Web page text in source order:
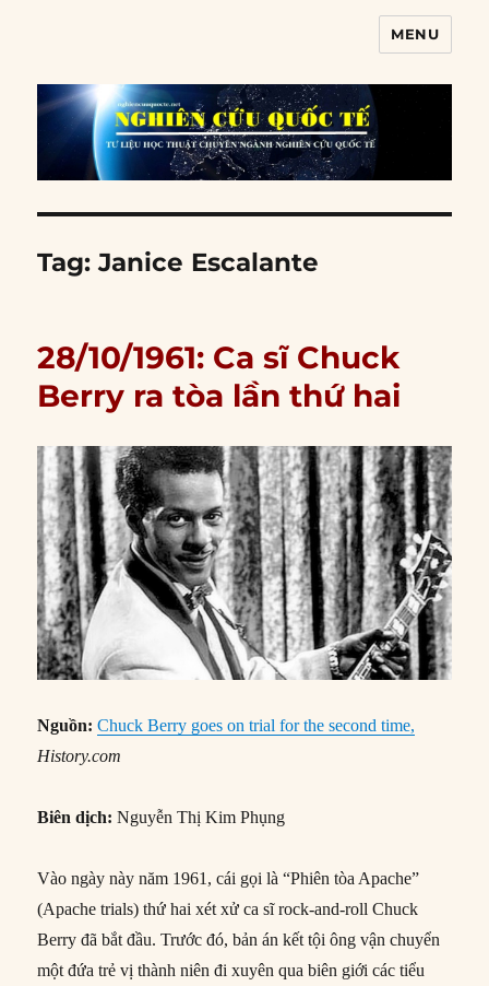
MENU
Tag:Janice Escalante
28/10/1961: Ca sĩ Chuck
Berry ra tòa lần thứ hai
Nguồn: Chuck Berry goes on trial for the second time,
History.com
Biên dịch: Nguyễn Thị Kim Phụng
Vào ngày này năm 1961, cái gọi là “Phiên tòa Apache”
(Apache trials) thứ hai xét xử ca sĩ rock-and-roll Chuck
Berry đã bắt đầu. Trước đó, bản án kết tội ông vận chuyển
một đứa trẻ vị thành niên đi xuyên qua biên giới các tiểu